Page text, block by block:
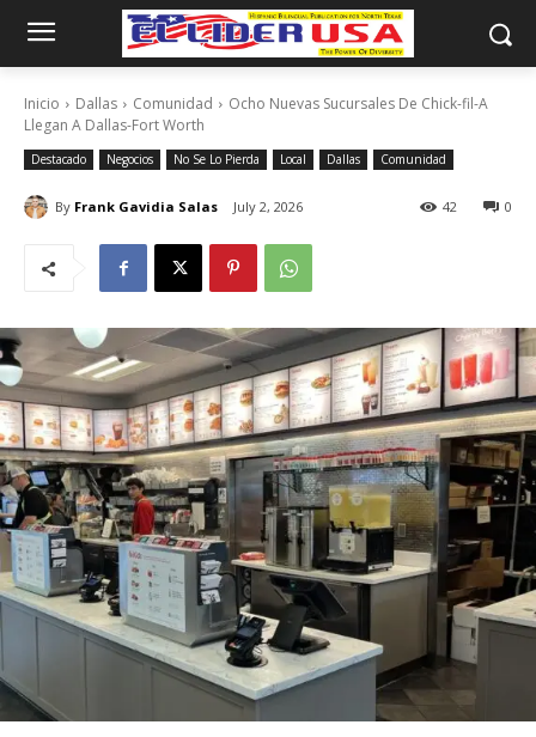
Inicio Dallas Comunidad
Ocho Nuevas Sucursales De Chick-fil-A
Llegan A Dallas-Fort Worth
Destacado Negocios No Se Lo Pierda Local Dallas Comunidad
By Frank Gavidia Salas July 2, 2026 0
42